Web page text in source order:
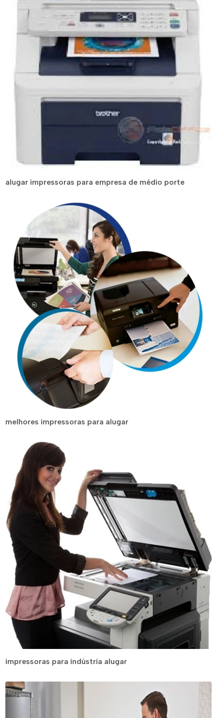
alugar impressoras para empresa de médio porte
melhores impressoras para alugar
impressoras para indústria alugar